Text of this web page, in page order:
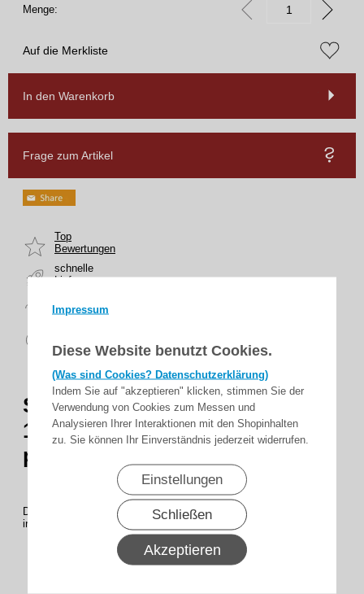
Impressum
Diese Website benutzt Cookies.
(Was sind Cookies? Datenschutzerklärung)
Indem Sie auf "akzeptieren" klicken, stimmen Sie der
Verwendung von Cookies zum Messen und
Analysieren Ihrer Interaktionen mit den Shopinhalten
zu. Sie können Ihr Einverständnis jederzeit widerrufen.
Einstellungen
Schließen
Akzeptieren
Menge:
Auf die Merkliste
In den Warenkorb
Frage zum Artikel
Top
Bewertungen
schnelle
Lieferung
Rückgaberecht
zahlen
Sommer Deckenaufhängung
1646V000 für Sommer base+,
pro+, tiga und tiga+
Deckenaufhängung Set für Sommer base+, pro+, tiga und tiga+,
inklusive Befestigungsmaterial (1646)
0,443 kg